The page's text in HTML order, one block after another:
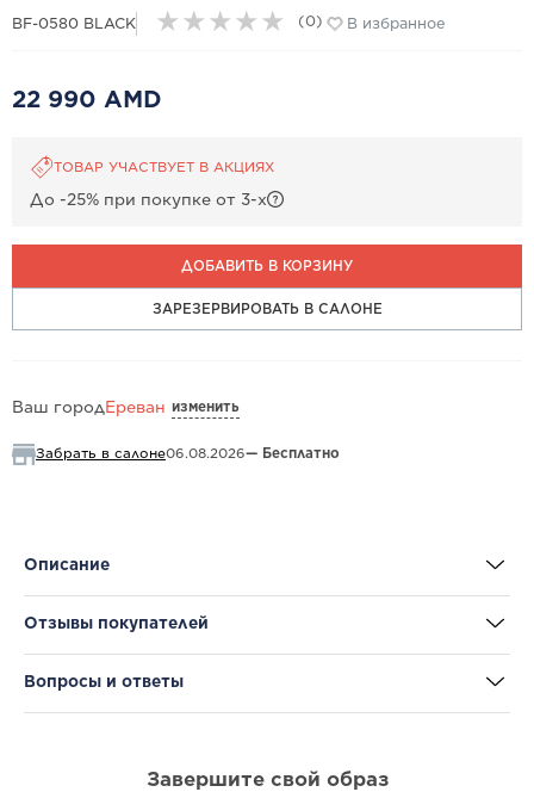
BF-0580 BLACK ★★★★★ (0) В избранное
22 990 AMD
ТОВАР УЧАСТВУЕТ В АКЦИЯХ
До -25% при покупке от 3-х
ДОБАВИТЬ В КОРЗИНУ
ЗАРЕЗЕРВИРОВАТЬ В САЛОНЕ
Ваш городЕреван изменить
Забрать в салоне06.08.2026— Бесплатно
Описание
Отзывы покупателей
Вопросы и ответы
Завершите свой образ